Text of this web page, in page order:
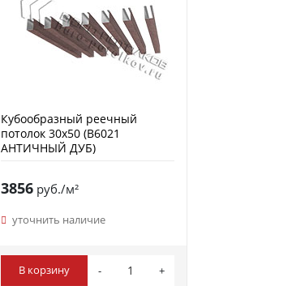
Кубообразный реечный
потолок 30х50 (B6021
АНТИЧНЫЙ ДУБ)
3856руб./м²
уточнить наличие
В корзину